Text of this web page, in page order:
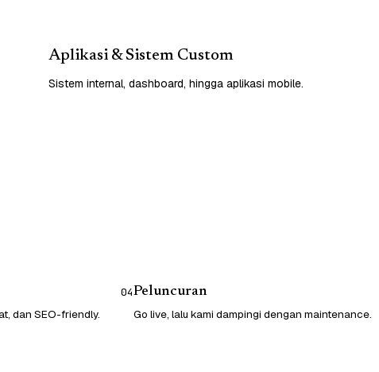
Aplikasi & Sistem Custom
Sistem internal, dashboard, hingga aplikasi mobile.
dan SEO-friendly.
04Peluncuran
Go live, lalu kami dampingi dengan maintenance.